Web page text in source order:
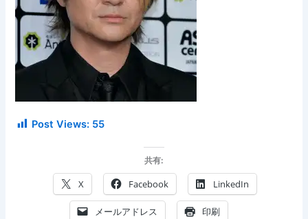
Post Views: 55
共有:
X Facebook LinkedIn
メールアドレス 印刷